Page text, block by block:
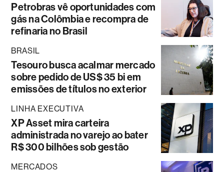
Petrobras vê oportunidades com
gás na Colômbia e recompra de
refinaria no Brasil
BRASIL
Tesouro busca acalmar mercado
sobre pedido de US$ 35 bi em
emissões de títulos no exterior
LINHA EXECUTIVA
XP Asset mira carteira
administrada no varejo ao bater
R$ 300 bilhões sob gestão
MERCADOS